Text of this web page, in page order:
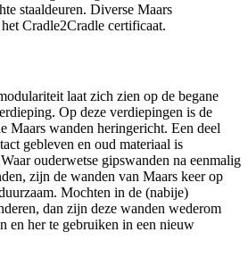
staaldeuren. Diverse Maars
Cradle2Cradle certificaat.
laat zich zien op de begane
Op deze verdiepingen is de
Maars wanden heringericht. Een deel
gebleven en oud materiaal is
ouderwetse gipswanden na eenmalig
zijn de wanden van Maars keer op
Mochten in de (nabije)
dan zijn deze wanden wederom
en her te gebruiken in een nieuw